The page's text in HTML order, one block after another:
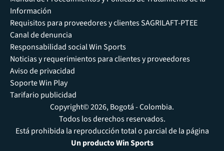
Información
Requisitos para proveedores y clientes SAGRILAFT-PTEE
Canal de denuncia
Responsabilidad social Win Sports
Noticias y requerimientos para clientes y proveedores
Aviso de privacidad
Soporte Win Play
Tarifario publicidad
Copyright© 2026, Bogotá - Colombia.
Todos los derechos reservados.
Está prohibida la reproducción total o parcial de la página
Un producto Win Sports